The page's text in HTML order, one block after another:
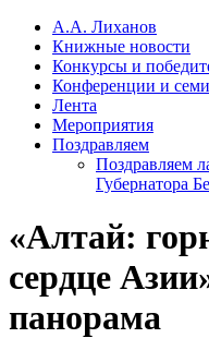
А.А. Лиханов
Книжные новости
Конкурсы и
Конференции и
Лента
Мероприятия
Поздравляем
Поздравляем
Губернатора
«Алтай:
сердце
панорама